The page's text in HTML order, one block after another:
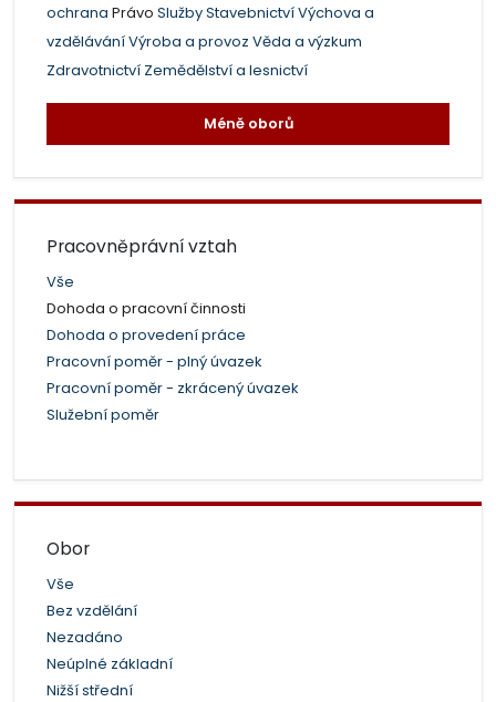
ochrana Právo SlužbyStavebnictvíVýchova a
vzděláváníVýroba a provoz Věda a výzkum
Zdravotnictví Zemědělství a lesnictví
Méně oborů
Pracovněprávní vztah
Vše
Dohoda o pracovní činnosti
Dohoda o provedení práce
Pracovní poměr - plný úvazek
Pracovní poměr - zkrácený úvazek
Služební poměr
Obor
Vše
Bez vzdělání
Nezadáno
Neúplné základní
Nižší střední